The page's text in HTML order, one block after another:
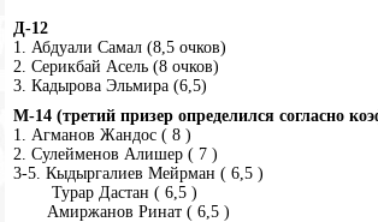
Д-12
1. Абдуали Самал (8,5 очков)
2. Серикбай Асель (8 очков)
3. Кадырова Эльмира (6,5)
М-14 (третий призер определился согласно
1. Агманов Жандос ( 8 )
2. Сулейменов Алишер ( 7 )
3-5. Кыдыргалиев Мейрман ( 6,5 )
Турар Дастан ( 6,5 )
Амиржанов Ринат ( 6,5 )